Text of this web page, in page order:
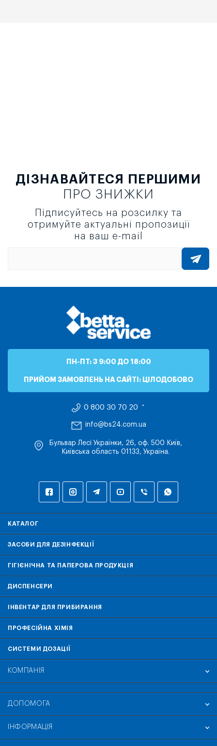
ДІЗНАВАЙТЕСЯ ПЕРШИМИ
ПРО ЗНИЖКИ
Підписуйтесь на розсилку та
отримуйте актуальні пропозиції
на ваш e-mail
ПН-ПТ: З 9:00 ДО 18:00
ПРИЙОМ ЗАМОВЛЕНЬ НА САЙТІ: ЦІЛОДОБОВО
0 800 30 70 20
info@bs24.com.ua
Бульвар Лесі Українки, 26, оф. 500 Київ,
Київська область 01133, Україна.
КАТАЛОГ
ЗАСОБИ ДЛЯ ДЕЗІНФЕКЦІЇ
ГІГІЄНІЧНА ТА ПАПЕРОВА ПРОДУКЦІЯ
ДИСПЕНСЕРИ
ІНВЕНТАР ДЛЯ ПРИБИРАННЯ
ПРОФЕСІЙНА ХІМІЯ
СИСТЕМИ ДОЗАЦІЇ
КОМПАНІЯ
ДОПОМОГА
ІНФОРМАЦІЯ